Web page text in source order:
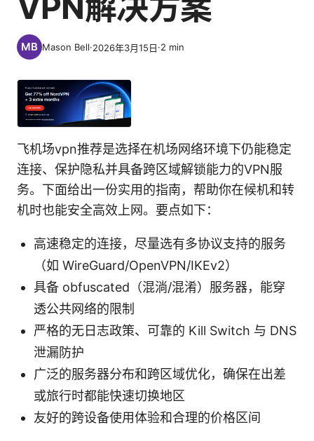
Mason Bell·2026年3月15日·2 min
飞机场vpn推荐是选择在机场网络环境下仍能稳定
连接、保护隐私并具备跨区域解锁能力的VPN服
务。下面给出一份实用的指南，帮助你在候机和转
机时也能安全高效上网。要点如下：
高速稳定的连接，尽量选有多协议支持的服务
（如 WireGuard/OpenVPN/IKEv2）
具备 obfuscated（混淌/混淆）服务器，能穿
透公共网络的限制
严格的无日志政策、可靠的 Kill Switch 与 DNS
泄漏防护
广泛的服务器分布和跨区域优化，确保在出差
或旅行时都能快速切换地区
友好的跨设备使用体验和合理的价格区间